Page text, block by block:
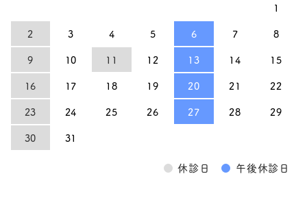
1
2
3 4 5 6 7
8
9
10 11 12 13 14
15
16
17 18 19 20 21
22
23
24 25 26 27 28
29
30
31
● 休診日 ● 午後休診日